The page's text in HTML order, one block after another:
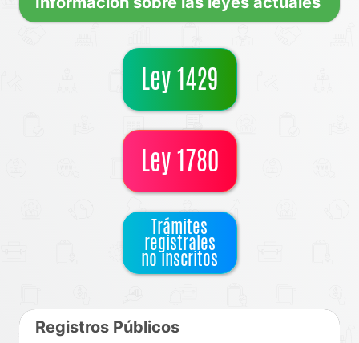
Ley 1429
Ley 1780
Trámites
registrales
no inscritos
Registros Públicos